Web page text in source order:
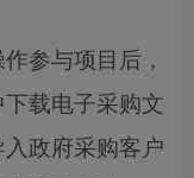
参与项目后，
下载电子采购文
入政府采购客户